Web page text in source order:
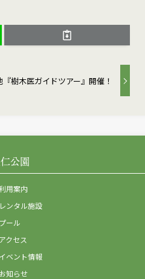
樹木医ガイドツアー』開催！
公園
用案内
レンタル施設
プール
アクセス
イベント情報
お知らせ